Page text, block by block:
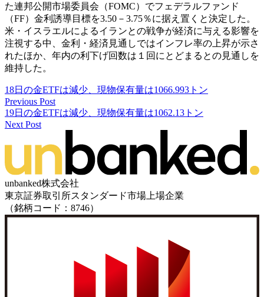
た連邦公開市場委員会（FOMC）でフェデラルファンド
（FF）金利誘導目標を3.50－3.75％に据え置くと決定した。
米・イスラエルによるイランとの戦争が経済に与える影響を
注視する中、金利・経済見通しではインフレ率の上昇が示さ
れた⁠ほか、年内の利下げ回数は１回にとどまるとの見通しを
維持した。
18日の金ETFは減少、現物保有量は1066.993トン
Previous Post
19日の金ETFは減少、現物保有量は1062.13トン
Next Post
unbanked株式会社
東京証券取引所スタンダード市場上場企業
（銘柄コード：8746）